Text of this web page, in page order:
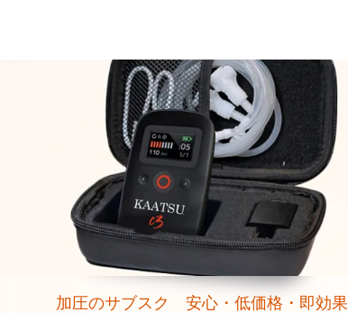
加圧のサブスク 安心・低価格・即効果